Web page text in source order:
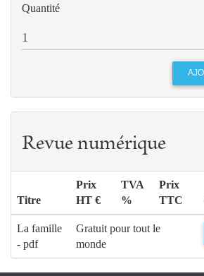
Quantité
Revue numérique
Titre
Prix
HT €
TVA
%
Prix
TTC
La famille
- pdf
Gratuit pour tout le
monde